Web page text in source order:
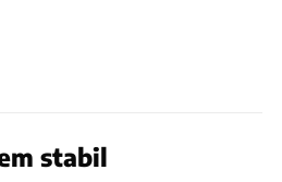
stabil